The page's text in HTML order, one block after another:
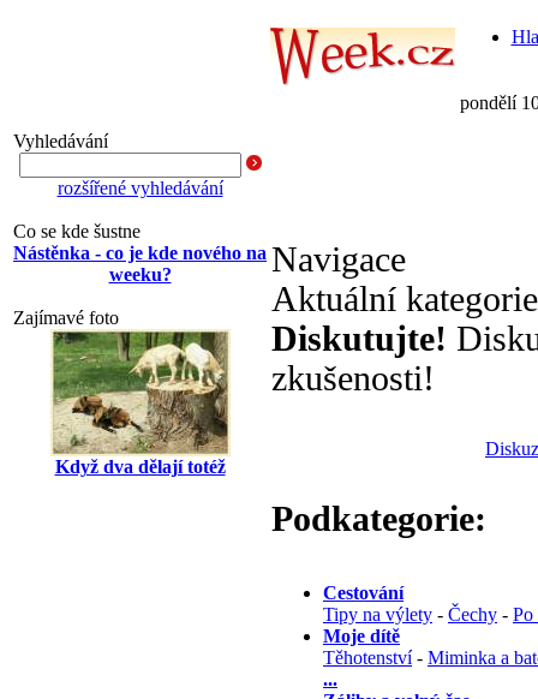
pondělí
Vyhledávání
rozšířené vyhledávání
Co se kde šustne
Nástěnka - co je kde nového na
weeku?
Zajímavé foto
Když dva dělají totéž
Navigace
Aktuální
Diskutujte!
zkušenosti!
Podkategorie:
Cestování
Tipy na výlety - Čechy - Po
Moje dítě
Těhotenství- Miminka a
...